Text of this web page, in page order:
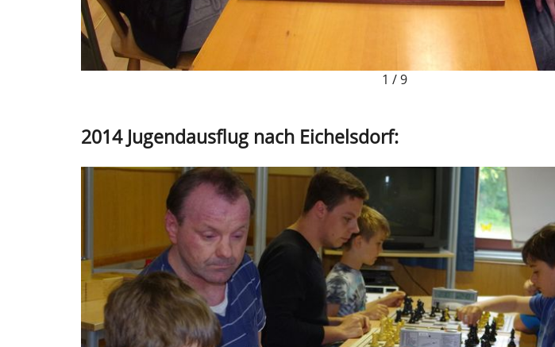
1 /9
2014 Jugendausflug nach Eichelsdorf: